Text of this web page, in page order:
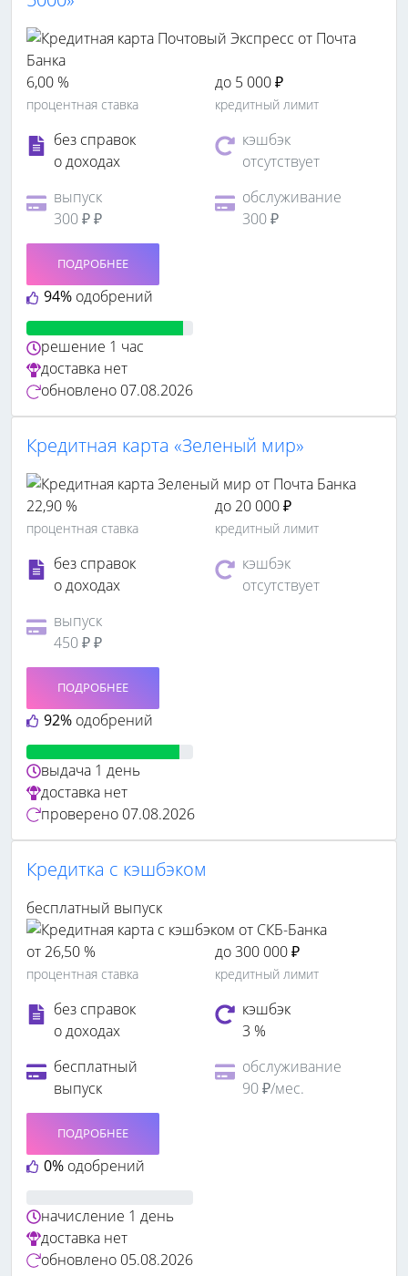
6,00 %
процентная ставка
до 5 000 ₽
кредитный лимит
без справок
о доходах
кэшбэк
отсутствует
выпуск
300 ₽ ₽
обслуживание
300 ₽
94% одобрений
ПОДРОБНЕЕ
решение 1 час
доставка нет
обновлено 07.08.2026
Кредитная карта «Зеленый мир»
22,90 %
процентная ставка
до 20 000 ₽
кредитный лимит
без справок
о доходах
кэшбэк
отсутствует
выпуск
450 ₽ ₽
92% одобрений
ПОДРОБНЕЕ
выдача 1 день
доставка нет
проверено 07.08.2026
Кредитка c кэшбэком
бесплатный выпуск
от 26,50 %
процентная ставка
до 300 000 ₽
кредитный лимит
без справок
о доходах
кэшбэк
3 %
бесплатный
выпуск
обслуживание
90 ₽/мес.
0% одобрений
ПОДРОБНЕЕ
начисление 1 день
доставка нет
обновлено 05.08.2026